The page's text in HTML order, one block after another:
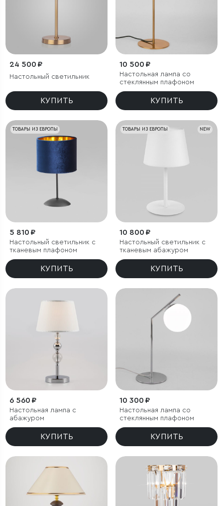
24 500 ₽
Настольный светильник
КУПИТЬ
10 500 ₽
Настольная лампа со
стеклянным плафоном
КУПИТЬ
ТОВАРЫ ИЗ ЕВРОПЫ
5 810 ₽
Настольный светильник с
тканевым плафоном
КУПИТЬ
NEW
ТОВАРЫ ИЗ ЕВРОПЫ
10 800 ₽
Настольный светильник с
тканевым абажуром
КУПИТЬ
6 560 ₽
Настольная лампа с
абажуром
КУПИТЬ
10 300 ₽
Настольная лампа со
стеклянным плафоном
КУПИТЬ